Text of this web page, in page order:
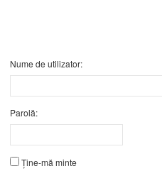
Nume de utilizator:
Parolă:
Ține-mă minte